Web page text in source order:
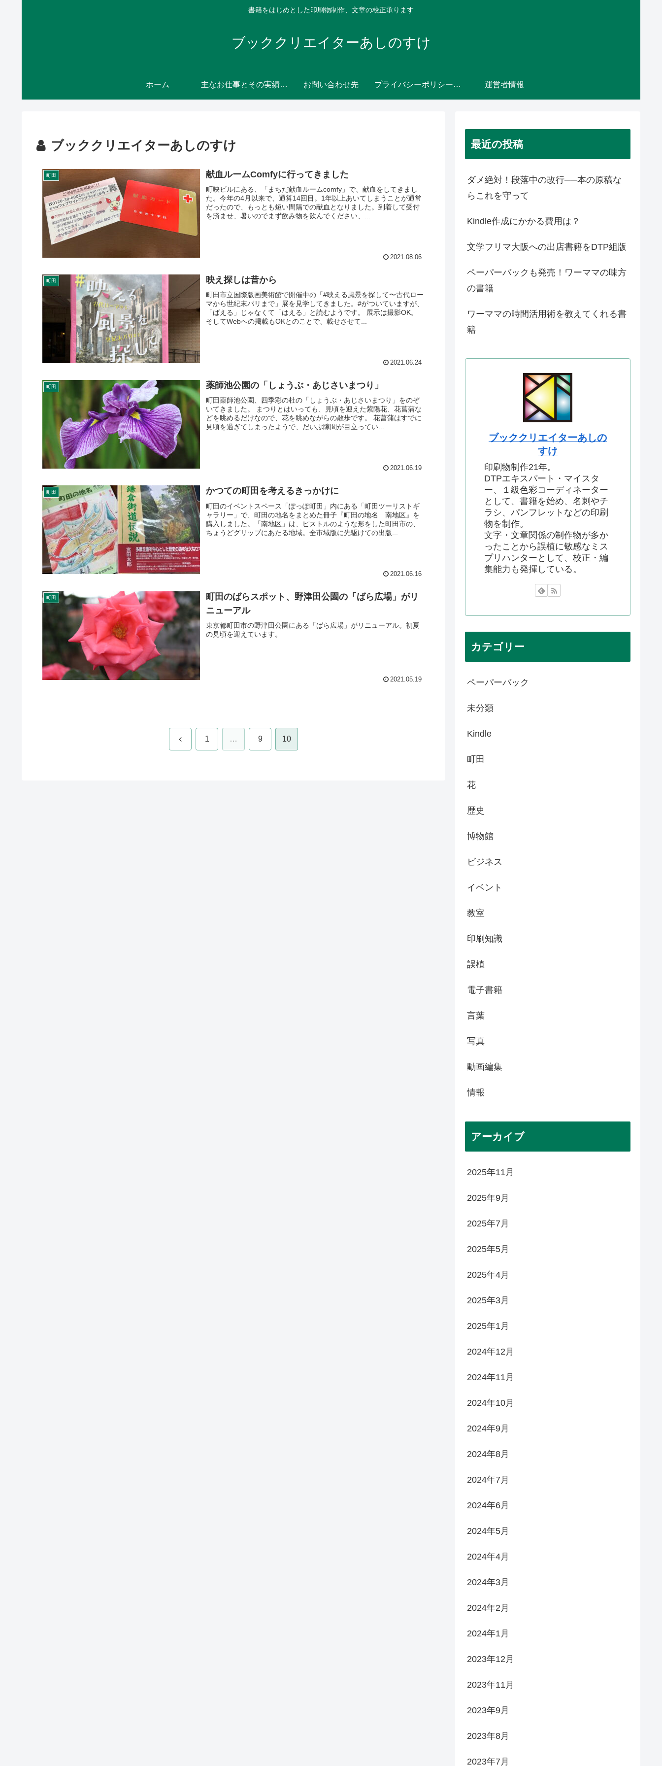
書籍をはじめとした印刷物制作、文章の校正承ります
ブッククリエイターあしのすけ
ホーム 主なお仕事とその実績（ポートフォリオ） お問い合わせ先 プライバシーポリシー・免責事項 運営者情報
ブッククリエイターあしのすけ
町田 献血ルームComfyに行ってきました
町映ビルにある、「まちだ献血ルームcomfy」で、献血をしてきまし
た。今年の4月以来で、通算14回目。1年以上あいてしまうことが通常
だったので、もっとも短い間隔での献血となりました。到着して受付
を済ませ、暑いのでまず飲み物を飲んでください、...
2021.08.06
町田 映え探しは昔から
町田市立国際版画美術館で開催中の「#映える風景を探して〜古代ロー
マから世紀末パリまで」展を見学してきました。#がついていますが、
「ばえる」じゃなくて「はえる」と読むようです。 展示は撮影OK。
そしてWebへの掲載もOKとのことで、載せさせて...
2021.06.24
町田 薬師池公園の「しょうぶ・あじさいまつり」
町田薬師池公園、四季彩の杜の「しょうぶ・あじさいまつり」をのぞ
いてきました。 まつりとはいっても、見頃を迎えた紫陽花、花菖蒲な
どを眺めるだけなので、花を眺めながらの散歩です。 花菖蒲はすでに
見頃を過ぎてしまったようで、だいぶ隙間が目立ってい...
2021.06.19
町田 かつての町田を考えるきっかけに
町田のイベントスペース「ぽっぽ町田」内にある「町田ツーリストギ
ャラリー」で、町田の地名をまとめた冊子『町田の地名 南地区』を
購入しました。「南地区」は、ピストルのような形をした町田市の、
ちょうどグリップにあたる地域。全市域版に先駆けての出版...
2021.06.16
町田
町田のばらスポット、野津田公園の「ばら広場」がリ
ニューアル
東京都町田市の野津田公園にある「ばら広場」がリニューアル。初夏
の見頃を迎えています。
2021.05.19
前 1 … 9 10
最近の投稿
ダメ絶対！段落中の改行──本の原稿な
らこれを守って
Kindle作成にかかる費用は？
文学フリマ大阪への出店書籍をDTP組版
ペーパーバックも発売！ワーママの味方
の書籍
ワーママの時間活用術を教えてくれる書
籍
ブッククリエイターあしの
すけ
印刷物制作21年。
DTPエキスパート・マイスタ
ー、１級色彩コーディネーター
として、書籍を始め、名刺やチ
ラシ、パンフレットなどの印刷
物を制作。
文字・文章関係の制作物が多か
ったことから誤植に敏感なミス
プリハンターとして、校正・編
集能力も発揮している。
カテゴリー
ペーパーバック
未分類
Kindle
町田
花
歴史
博物館
ビジネス
イベント
教室
印刷知識
誤植
電子書籍
言葉
写真
動画編集
情報
アーカイブ
2025年11月
2025年9月
2025年7月
2025年5月
2025年4月
2025年3月
2025年1月
2024年12月
2024年11月
2024年10月
2024年9月
2024年8月
2024年7月
2024年6月
2024年5月
2024年4月
2024年3月
2024年2月
2024年1月
2023年12月
2023年11月
2023年9月
2023年8月
2023年7月